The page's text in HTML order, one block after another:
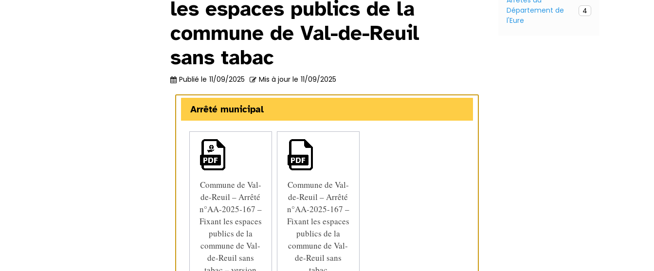
les espaces publics de la
commune de Val-de-Reuil
sans tabac
Publié le 11/09/2025 Mis à jour le 11/09/2025
Arrêté municipal
Commune de Val-
de-Reuil – Arrêté
n°AA-2025-167 –
Fixant les espaces
publics de la
commune de Val-
de-Reuil sans
Commune de Val-
de-Reuil – Arrêté
n°AA-2025-167 –
Fixant les espaces
publics de la
commune de Val-
de-Reuil sans
Département de
l'Eure
4